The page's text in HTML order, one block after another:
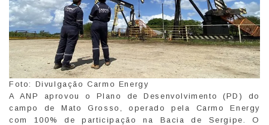
Foto: Divulgação Carmo Energy
A ANP aprovou o Plano de Desenvolvimento (PD) do
campo de Mato Grosso, operado pela Carmo Energy
com 100% de participação na Bacia de Sergipe. O